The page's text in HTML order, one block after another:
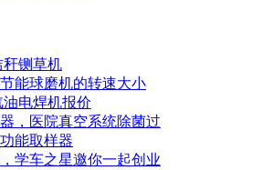
秆铡草机
能球磨机的转速大小
电焊机报价
，医院真空系统除菌过
能取样器
学车之星邀你一起创业